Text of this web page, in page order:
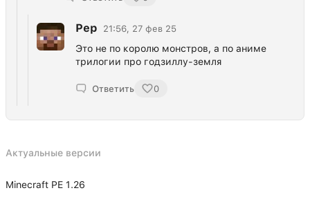
Рер 21:56, 27 фев 25
Это не по королю монстров, а по аниме
трилогии про годзиллу-земля
Ответить 0
Актуальные версии
Minecraft PE 1.26